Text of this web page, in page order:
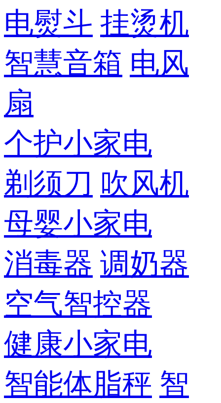
电熨斗 挂烫机
智慧音箱 电风
扇
个护小家电
剃须刀 吹风机
母婴小家电
消毒器 调奶器
空气智控器
健康小家电
智能体脂秤 智